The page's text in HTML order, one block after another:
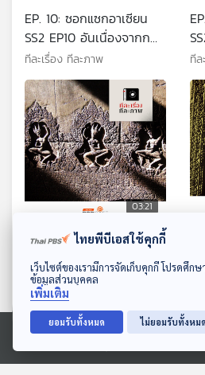
ดาวน์โหลด Thai PBS Podcast Application
Ⓒ 2020 องค์การกระจายเสียงและแพร่ภาพสาธารณะแห่งประ
EP. 10: ซอกแซกอาเซียน
SS2 EP10 อันเนื่องจากก
รณีอ็องเดร มาลโรซ์ กับ
ราชมรรคา ภาคแรก
ทีละเรื่อง ทีละภาพ
ร
ร
ที
03:21
EP. 12: ซอกแซกอาเซียน
SS2 EP12 ท่าผิดมนุษย์ม้วย
ทีละเรื่อง ทีละภาพ
อั
ตอนที่เกี่ยวข้อง
ไทยพีบีเอสใช้คุกกี้
เว็บไซต์ของเรามีการจัดเก็บคุกกี้ โปรดศึก
ข้อมูลส่วนบุคคล
เพิ่มเติม
ยอมรับทั้งหมด ไม่ยอมรับทั้งหมด